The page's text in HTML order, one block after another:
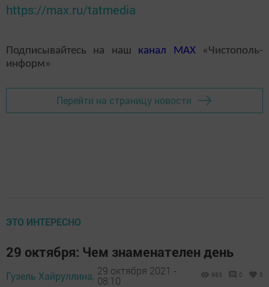
https://max.ru/tatmedia
Подписывайтесь на наш канал MAX«Чистополь-
информ»
Перейти на страницу новости
ЭТО ИНТЕРЕСНО
29 октября: Чем знаменателен день
Гузель Хайруллина, 29 октября 2021 -
08:10
983 0 0